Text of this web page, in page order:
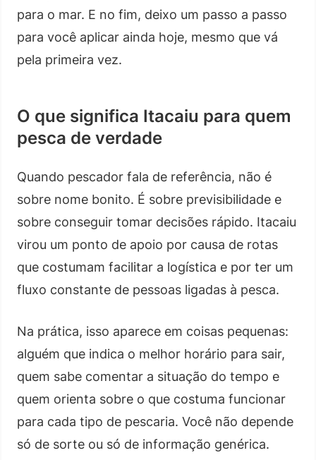
para o mar. E no fim, deixo um passo a passo
para você aplicar ainda hoje, mesmo que vá
pela primeira vez.
O que significa Itacaiu para quem
pesca de verdade
Quando pescador fala de referência, não é
sobre nome bonito. É sobre previsibilidade e
sobre conseguir tomar decisões rápido. Itacaiu
virou um ponto de apoio por causa de rotas
que costumam facilitar a logística e por ter um
fluxo constante de pessoas ligadas à pesca.
Na prática, isso aparece em coisas pequenas:
alguém que indica o melhor horário para sair,
quem sabe comentar a situação do tempo e
quem orienta sobre o que costuma funcionar
para cada tipo de pescaria. Você não depende
só de sorte ou só de informação genérica.